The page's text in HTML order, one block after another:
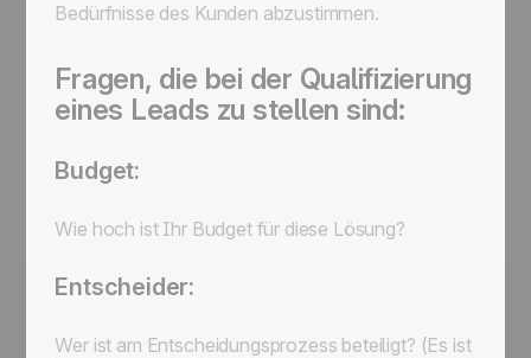
Bedürfnisse des Kunden abzustimmen.
Fragen, die bei der Qualifizierung
eines Leads zu stellen sind:
Budget:
Wie hoch ist Ihr Budget für diese Lösung?
Entscheider:
Wer ist am Entscheidungsprozess beteiligt? (Es ist